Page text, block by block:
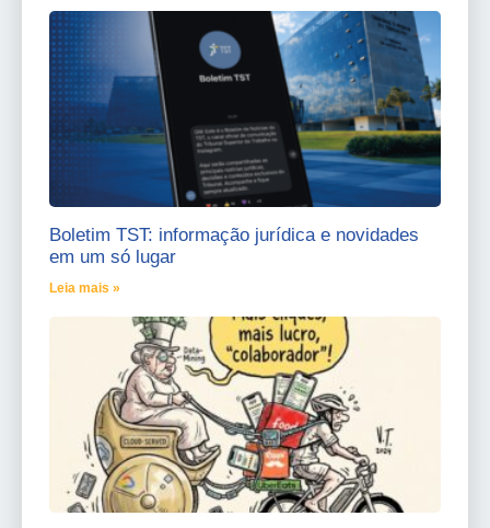
Boletim TST: informação jurídica e novidades
em um só lugar
Leia mais »